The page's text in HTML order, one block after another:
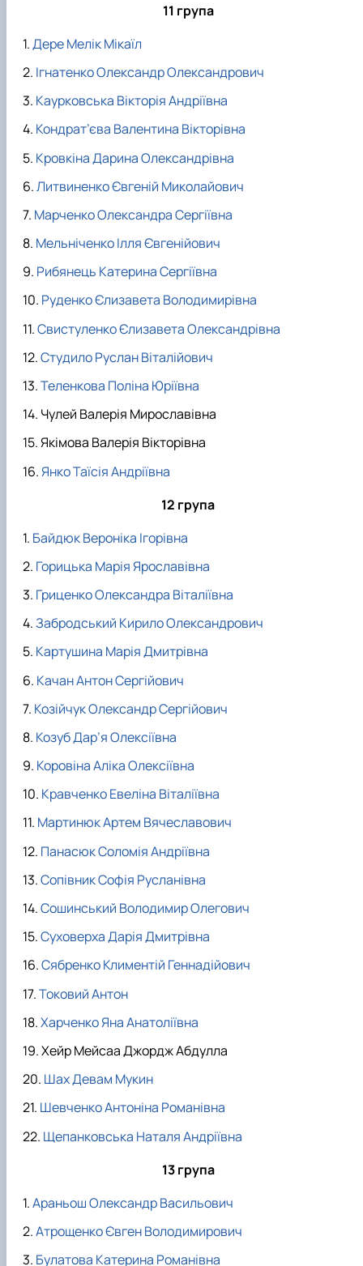
11 група
Дере Мелік Мікаїл
Ігнатенко Олександр Олександрович
Каурковська Вікторія Андріївна
Кондрат’єва Валентина Вікторівна
Кровкіна Дарина Олександрівна
Литвиненко Євгеній Миколайович
Марченко Олександра Сергіївна
Мельніченко Ілля Євгенійович
Рибянець Катерина Сергіївна
Руденко Єлизавета Володимирівна
Свистуленко Єлизавета Олександрівна
Студило Руслан Віталійович
Теленкова Поліна Юріївна
Чулей Валерія Мирославівна
Якімова Валерія Вікторівна
Янко Таїсія Андріївна
12 група
Байдюк Вероніка Ігорівна
Горицька Марія Ярославівна
Гриценко Олександра Віталіївна
Забродський Кирило Олександрович
Картушина Марія Дмитрівна
Качан Антон Сергійович
Козійчук Олександр Сергійович
Козуб Дар’я Олексіївна
Коровіна Аліка Олексіївна
Кравченко Евеліна Віталіївна
Мартинюк Артем Вячеславович
Панасюк Соломія Андріївна
Сопівник Софія Русланівна
Сошинський Володимир Олегович
Суховерха Дарія Дмитрівна
Сябренко Климентій Геннадійович
Токовий Антон
Харченко Яна Анатоліївна
Хейр Мейсаа Джордж Абдулла
Шах Девам Мукин
Шевченко Антоніна Романівна
Щепанковська Наталя Андріївна
13 група
Араньош Олександр Васильович
Атрощенко Євген Володимирович
Булатова Катерина Романівна